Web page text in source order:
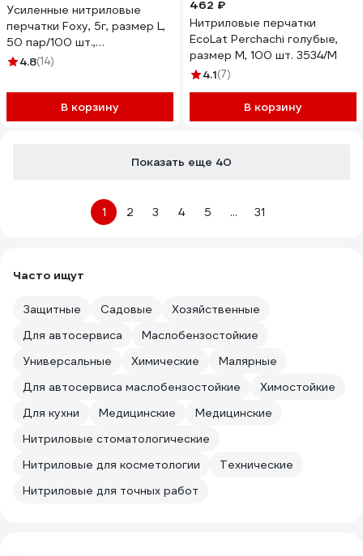
Усиленные нитриловые
перчатки Foxy, 5г, размер L,
50 пар/100 шт.,
46311614774801
4.8(14)
В корзину
462 ₽
Нитриловые перчатки
EcoLat Perchachi голубые,
размер M, 100 шт. 3534/M
4.1(7)
В корзину
Показать еще 40
1 2 3 4 5 ... 31
Часто ищут
Защитные Садовые
Хозяйственные
Для автосервиса
Маслобензостойкие
Универсальные
Химические
Малярные
Для автосервиса маслобензостойкие
Химостойкие
Для кухни
Медицинские
Медицинские
Нитриловые стоматологические
Нитриловые для косметологии
Технические
Нитриловые для точных работ